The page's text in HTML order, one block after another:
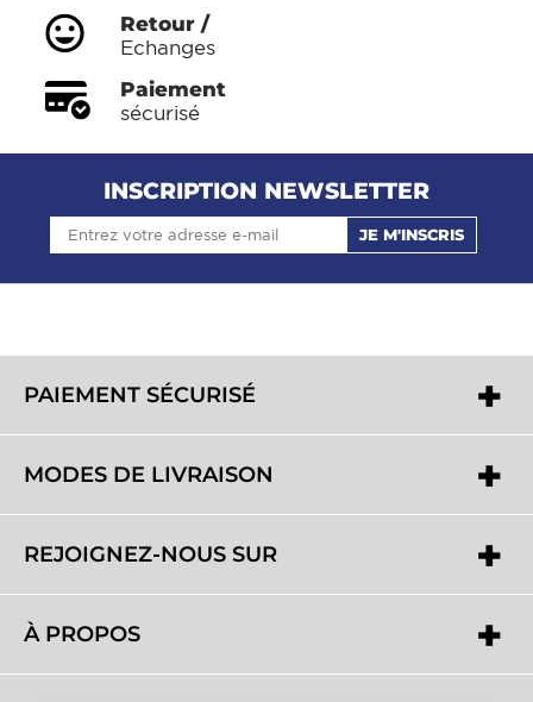
Retour /
Echanges
Paiement
sécurisé
INSCRIPTION NEWSLETTER
JE M'INSCRIS
PAIEMENT SÉCURISÉ
MODES DE LIVRAISON
REJOIGNEZ-NOUS SUR
À PROPOS